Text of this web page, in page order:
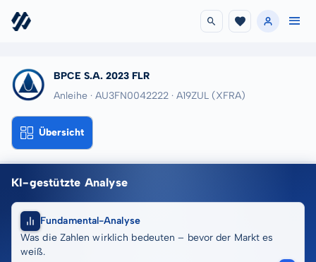
BPCE S.A. 2023 FLR
Anleihe · AU3FN0042222 · A19ZUL (XFRA)
Übersicht
KI-gestützte Analyse
Fundamental-Analyse
Was die Zahlen wirklich bedeuten – bevor der Markt es
weiß.